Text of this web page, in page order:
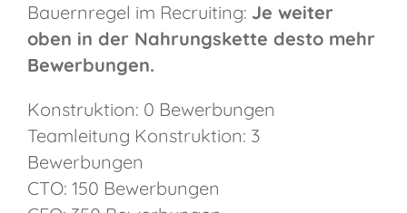
Bauernregel im Recruiting: Je weiter
oben in der Nahrungskette desto mehr
Bewerbungen.
Konstruktion: 0 Bewerbungen
Teamleitung Konstruktion: 3
Bewerbungen
CTO: 150 Bewerbungen